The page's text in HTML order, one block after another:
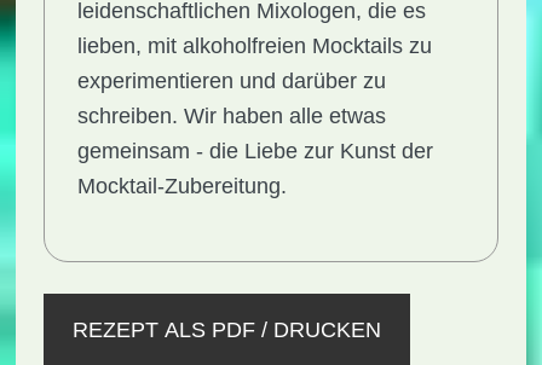
leidenschaftlichen Mixologen, die es
lieben, mit alkoholfreien Mocktails zu
experimentieren und darüber zu
schreiben. Wir haben alle etwas
gemeinsam - die Liebe zur Kunst der
Mocktail-Zubereitung.
REZEPT ALS PDF / DRUCKEN